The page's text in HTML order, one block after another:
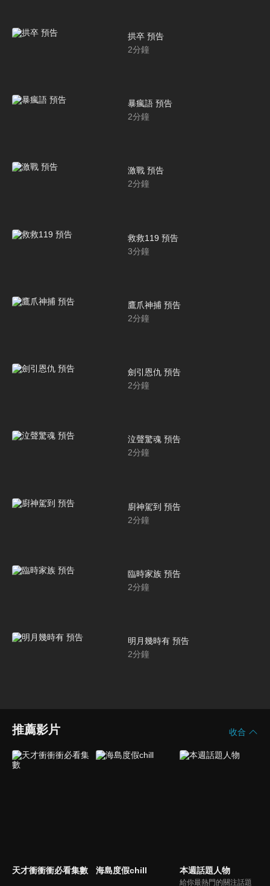
拱卒 預告
2分鐘
暴瘋語 預告
2分鐘
激戰 預告
2分鐘
救救119 預告
3分鐘
鷹爪神捕 預告
2分鐘
劍引恩仇 預告
2分鐘
泣聲驚魂 預告
2分鐘
廚神駕到 預告
2分鐘
臨時家族 預告
2分鐘
明月幾時有 預告
2分鐘
推薦影片 收合
天才衝衝衝必看集數 海島度假chill 本週話題人物
給你最熱門的關注話題